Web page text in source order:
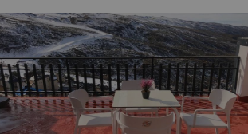
Oops, wir haben keine Ergebnisse gefunden,